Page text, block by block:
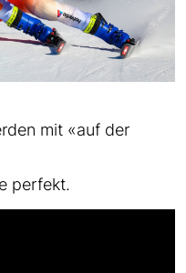
mit «auf der
perfekt.